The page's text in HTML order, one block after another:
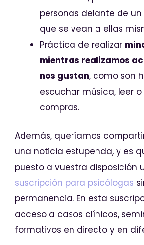
personas delante de un
que se vean a ellas
Práctica de realizar
mientras realizamos
nos gustan, como son
escuchar música, leer
compras.
Además, queríamos
una noticia estupenda, y es
puesto a vuestra disposición
suscripción para psicólogas
permanencia. En esta
acceso a casos clínicos,
formativos en directo y en